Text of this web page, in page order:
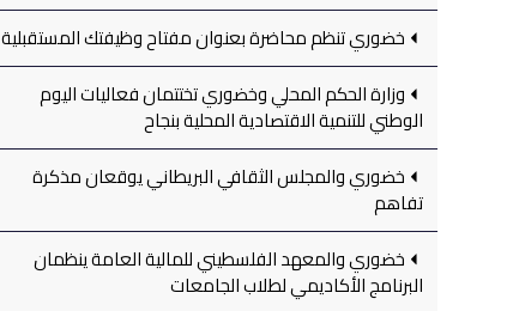
خضوري تنظم محاضرة بعنوان مفتاح وظيفتك المستقبلية
وزارة الحكم المحلي وخضوري تختتمان فعاليات اليوم
الوطني للتنمية الاقتصادية المحلية بنجاح
خضوري والمجلس الثقافي البريطاني يوقعان مذكرة
تفاهم
خضوري والمعهد الفلسطيني للمالية العامة ينظمان
البرنامج الأكاديمي لطلاب الجامعات